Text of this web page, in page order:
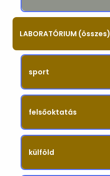
LABORATÓRIUM (összes)
sport
felsőoktatás
külföld